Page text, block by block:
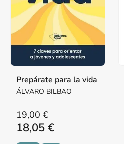
Prepárate para la vida
ÁLVARO BILBAO
19,00 €
18,05 €